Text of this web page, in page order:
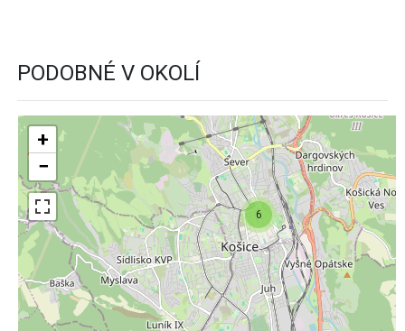
PODOBNÉ V OKOLÍ
6
+
−